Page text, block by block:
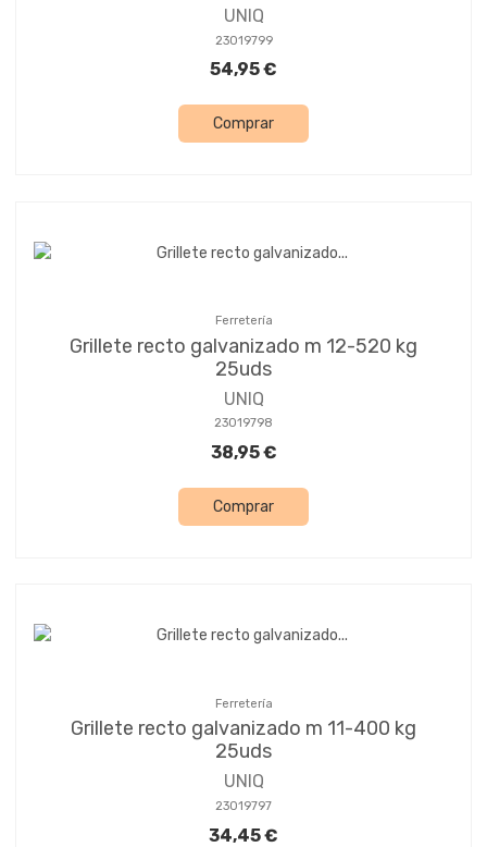
UNIQ
23019799
54,95 €
Comprar
Ferretería
Grillete recto galvanizado m 12-520 kg
25uds
UNIQ
23019798
38,95 €
Comprar
Ferretería
Grillete recto galvanizado m 11-400 kg
25uds
UNIQ
23019797
34,45 €